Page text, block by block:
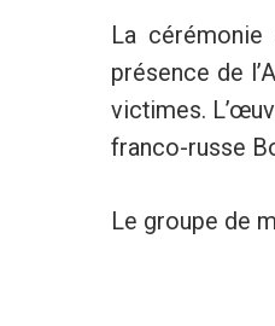
La
présence de
victimes.
franco-russe
Le groupe de